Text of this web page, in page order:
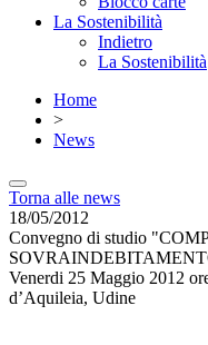
La Sostenibilità
Indietro
La Sostenibilità
Home
>
News
Torna alle news
18/05/2012
Convegno di studio
Venerdi 25 Maggio 2012
d’Aquileia, Udine